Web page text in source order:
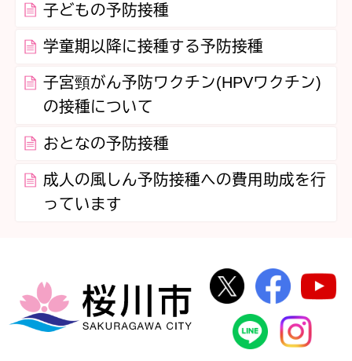
子どもの予防接種
学童期以降に接種する予防接種
子宮頸がん予防ワクチン(HPVワクチン)
の接種について
おとなの予防接種
成人の風しん予防接種への費用助成を行
っています
桜川市
桜川市公式
桜川
桜川市公